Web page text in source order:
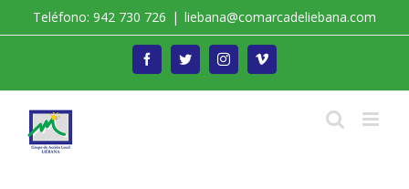
Teléfono: 942 730 726 | liebana@comarcadeliebana.com
FacebookTwitterInstagramVimeo